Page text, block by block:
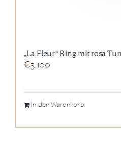
„La Fleur“ Ring mit rosa
€3.100
In den Warenkorb